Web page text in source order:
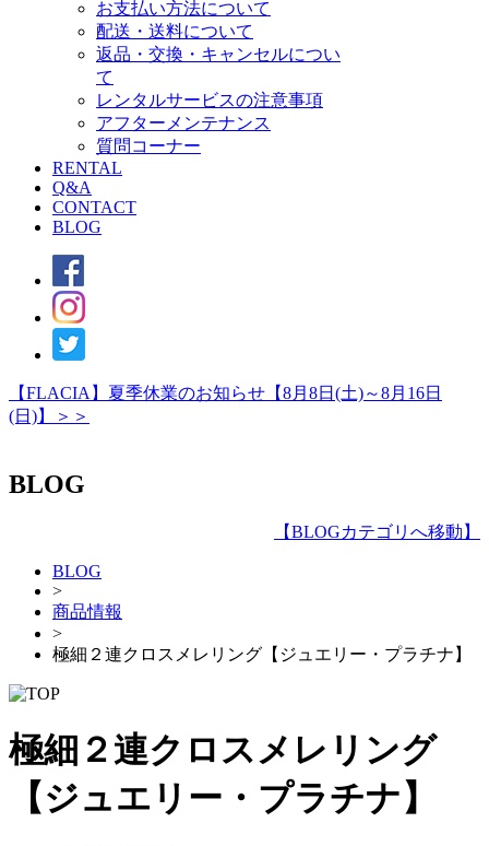
お支払い方法について
配送・送料について
返品・交換・キャンセルについ
て
レンタルサービスの注意事項
アフターメンテナンス
質問コーナー
RENTAL
Q&A
CONTACT
BLOG
【FLACIA】夏季休業のお知らせ【8月8日(土)～8月16日
(日)】＞＞
BLOG
【BLOGカテゴリへ移動 】
BLOG
>
商品情報
>
極細２連クロスメレリング【ジュエリー・プラチナ】
極細２連クロスメレリング
【ジュエリー・プラチナ】